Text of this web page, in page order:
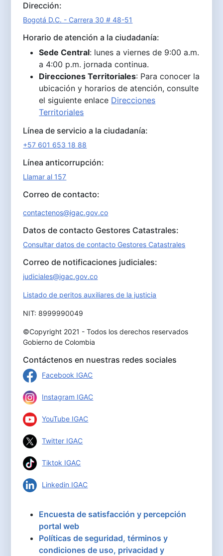
Dirección:
Bogotá D.C. - Carrera 30 # 48-51
Horario de atención a la ciudadanía:
Sede Central: lunes a viernes de 9:00 a.m.
a 4:00 p.m. jornada continua.
Direcciones Territoriales: Para conocer la
ubicación y horarios de atención, consulte
el siguiente enlace Direcciones
Territoriales
Línea de servicio a la ciudadanía:
+57 601 653 18 88
Línea anticorrupción:
Llamar al 157
Correo de contacto:
contactenos@igac.gov.co
Datos de contacto Gestores Catastrales:
Consultar datos de contacto Gestores Catastrales
Correo de notificaciones judiciales:
judiciales@igac.gov.co
Listado de peritos auxiliares de la justicia
NIT: 8999990049
©Copyright 2021 - Todos los derechos reservados
Gobierno de Colombia
Contáctenos en nuestras redes sociales
Facebook IGAC
Instagram IGAC
YouTube IGAC
Twitter IGAC
Tiktok IGAC
Linkedin IGAC
Encuesta de satisfacción y percepción
portal web
Políticas de seguridad, términos y
condiciones de uso, privacidad y